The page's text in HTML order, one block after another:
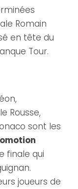
Romain
en tête du
Tour.
Rousse,
sont les
finale qui
joueurs de